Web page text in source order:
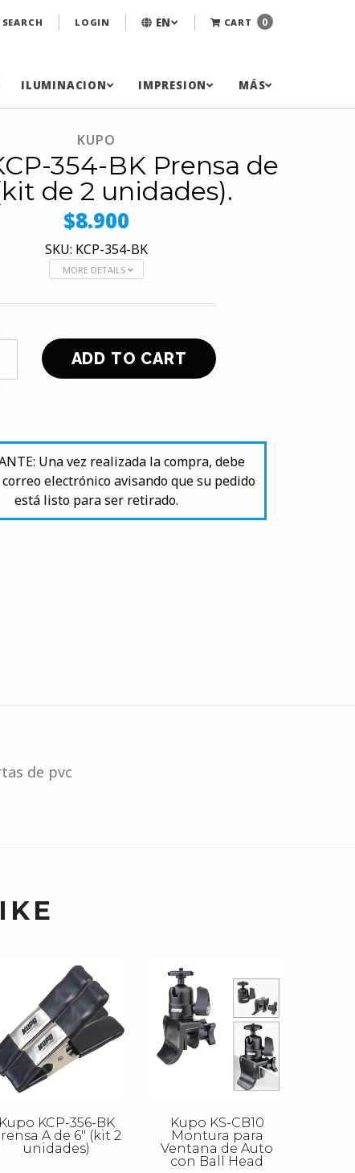
SEARCH LOGIN EN CART 0
ILUMINACION IMPRESION MÁS
KUPO
354-BK Prensa de
de 2 unidades).
$8.900
SKU: KCP-354-BK
MORE DETAILS
Una vez realizada la compra, debe
electrónico avisando que su pedido
está listo para ser retirado.
de pvc
Kupo KCP-356-BK
A de 6" (kit 2
unidades)
Kupo KS-CB10
Montura para
Ventana de Auto
con Ball Head